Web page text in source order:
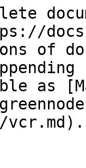
of
as
vcr.md).